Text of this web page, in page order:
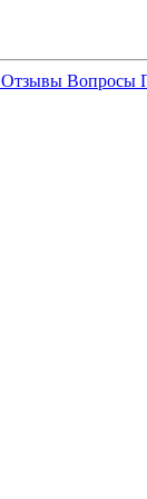
Отзывы Вопросы